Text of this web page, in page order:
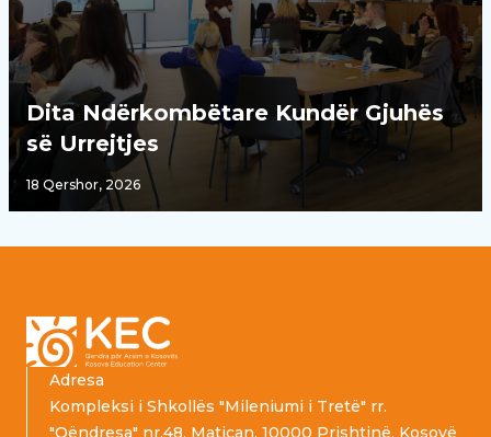
Dita Ndërkombëtare Kundër Gjuhës
së Urrejtjes
18 Qershor, 2026
Adresa
Kompleksi i Shkollës "Mileniumi i Tretë" rr.
"Qëndresa" nr.48, Matiçan, 10000 Prishtinë, Kosovë